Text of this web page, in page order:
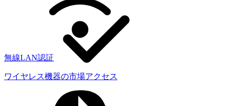
無線LAN認証
ワイヤレス機器の市場アクセス